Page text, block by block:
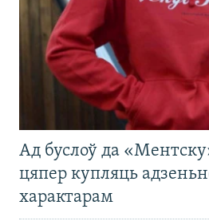
Ад буслоў да
цяпер купляць
характарам